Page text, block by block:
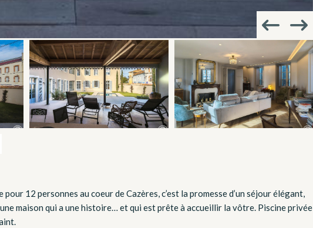
12 personnes au coeur de Cazères, c’est la promesse d’un séjour élégant,
maison qui a une histoire… et qui est prête à accueillir la vôtre. Piscine privée